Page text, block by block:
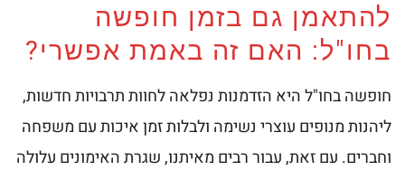
להתאמן גם בזמן חופשה
בחו"ל: האם זה באמת אפשרי?
חופשה בחו"ל היא הזדמנות נפלאה לחוות תרבויות חדשות,
ליהנות מנופים עוצרי נשימה ולבלות זמן איכות עם משפחה
וחברים. עם זאת, עבור רבים מאיתנו, שגרת האימונים עלולה